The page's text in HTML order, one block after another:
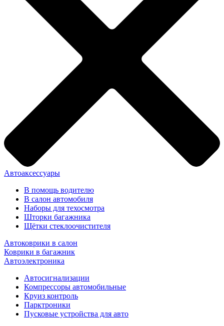
Автоаксессуары
В помощь водителю
В салон автомобиля
Наборы для техосмотра
Шторки багажника
Щётки стеклоочистителя
Автоковрики в салон
Коврики в багажник
Автоэлектроника
Автосигнализации
Компрессоры автомобильные
Круиз контроль
Парктроники
Пусковые устройства для авто